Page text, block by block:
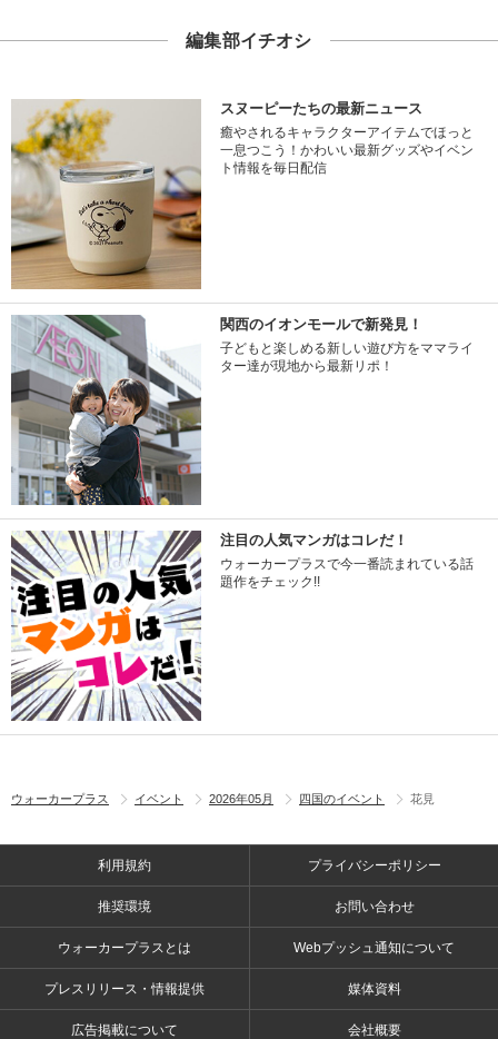
編集部イチオシ
スヌーピーたちの最新ニュース
癒やされるキャラクターアイテムでほっと
一息つこう！かわいい最新グッズやイベン
ト情報を毎日配信
関西のイオンモールで新発見！
子どもと楽しめる新しい遊び方をママライ
ター達が現地から最新リポ！
注目の人気マンガはコレだ！
ウォーカープラスで今一番読まれている話
題作をチェック!!
ウォーカープラス イベント 2026年05月 四国のイベント 花見
利用規約 プライバシーポリシー
推奨環境 お問い合わせ
ウォーカープラスとは Webプッシュ通知について
プレスリリース・情報提供 媒体資料
広告掲載について 会社概要